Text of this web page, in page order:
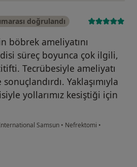
doğrulandı
böbrek ameliyatını
süreç boyunca çok ilgili,
Tecrübesiyle ameliyatı
Yaklaşımıyla
yollarımız kesiştiği için
Samsun • Nefrektomi •